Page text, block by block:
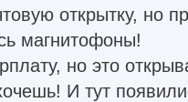
открытку, но
магнитофоны!
но это
И тут